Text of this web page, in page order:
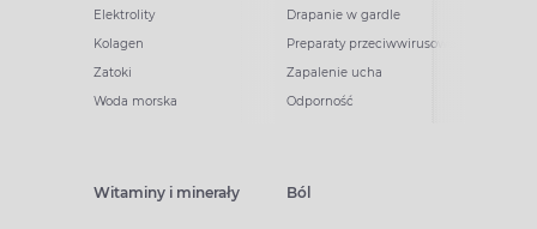
Elektrolity
Kolagen
Zatoki
Woda morska
Drapanie w gardle
Preparaty przeciwwirusowe
Zapalenie ucha
Odporność
Witaminy i minerały Ból